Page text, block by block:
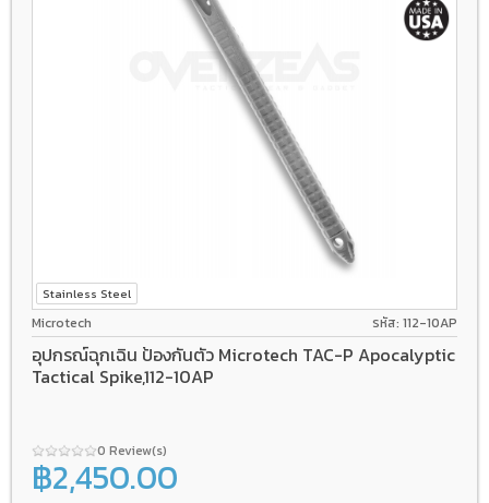
Stainless Steel
Microtech รหัส: 112-10AP
อุปกรณ์ฉุกเฉิน ป้องกันตัว Microtech TAC-P Apocalyptic
Tactical Spike,112-10AP
0 Review(s)
฿2,450.00